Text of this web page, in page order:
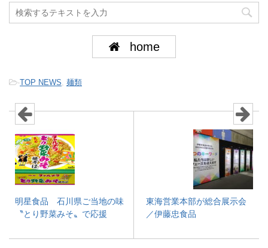
home
-TOP NEWS, 麺類
明星食品 石川県ご当地の味
〝とり野菜みそ〟で応援
東海営業本部が総合展示会
／伊藤忠食品